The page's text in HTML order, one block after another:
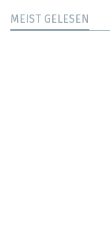
MEIST GELESEN